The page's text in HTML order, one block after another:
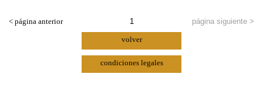
< página anterior 1
volver
condiciones legales
página siguiente >